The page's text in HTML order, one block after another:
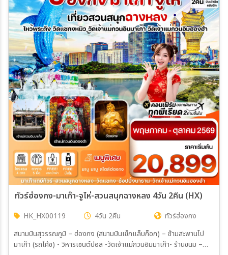
ทัวร์ฮ่องกง-มาเก๊า-จูไห่-สวนสนุกฉางหลง 4วัน 2คืน (HX)
HK_HX00119 4วัน 2คืน
ทัวร์ฮ่องกง
สนามบินสุวรรณภูมิ – ฮ่องกง (สนามบินเช็กแล็บก็อก) – ข้ามสะพานไป
มาเก๊า (รถโค้ช) - วิหารเซนต์ปอล -วัดเจ้าแม่กวนอิมมาเก๊า- ร้านขนม –